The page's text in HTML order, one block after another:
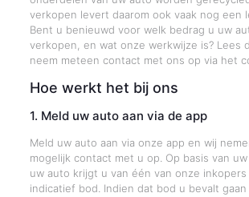
verkopen levert daarom ook vaak nog een
Bent u benieuwd voor welk bedrag u uw
verkopen, en wat onze werkwijze is? Lees
neem meteen contact met ons op via het
Hoe werkt het bij ons
1. Meld uw auto aan via de app
Meld uw auto aan via onze app en wij
mogelijk contact met u op. Op basis van
uw auto krijgt u van één van onze
indicatief bod. Indien dat bod u bevalt